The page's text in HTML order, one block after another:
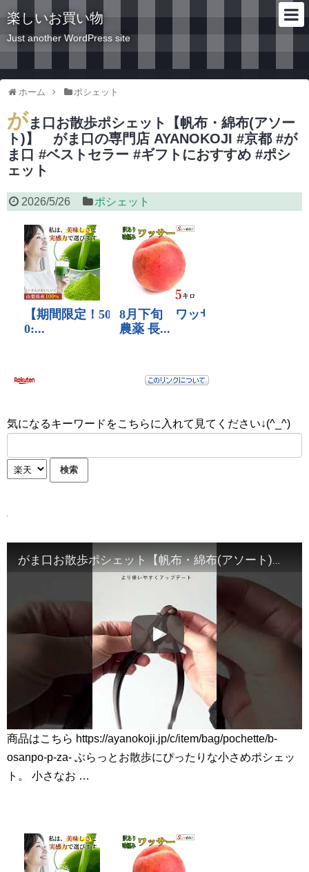
楽しいお買い物
Just another WordPress site
ホーム ポシェット
がま口お散歩ポシェット【帆布・綿布(アソー
ト)】 がま口の専門店 AYANOKOJI #京都 #が
ま口 #ベストセラー #ギフトにおすすめ #ポシ
ェット
2026/5/26 ポシェット
気になるキーワードをこちらに入れて見てください↓(^_^)
がま口お散歩ポシェット【帆布・綿布(アソート)】 がま口の専門店 AYANOKOJI #京都 #がま口 #ベストセラー #ギフトにおすすめ #ポシェット
商品はこちら https://ayanokoji.jp/c/item/bag/pochette/b-
osanpo-p-za- ぶらっとお散歩にぴったりな小さめポシェッ
ト。 小さなお …